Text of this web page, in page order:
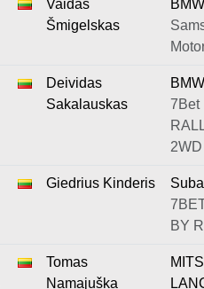
Vaidas
Šmigelskas
Deividas
Sakalauskas
7Bet
2WD
Giedrius Kinderis
BY
Tomas
Namajuška